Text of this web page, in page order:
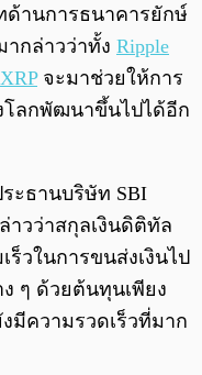
ด้านการธนาคารยักษ์
กล่าวว่าทั้ง Ripple
XRPจะมาช่วยให้การ
โลกพัฒนาขึ้นไปได้อีก
ะธานบริษัท SBI
าวว่าสกุลเงินดิติทัล
วในการขนส่งเงินไป
ๆ ด้วยต้นทุนเพียง
มีความรวดเร็วที่มาก